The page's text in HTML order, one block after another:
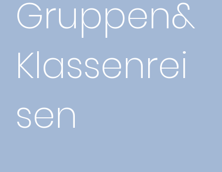
Gruppen&
Klassenrei
sen